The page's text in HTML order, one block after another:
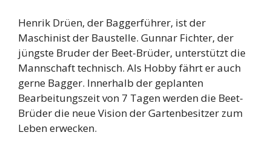
Henrik Drüen, der Baggerführer, ist der
Maschinist der Baustelle. Gunnar Fichter, der
jüngste Bruder der Beet-Brüder, unterstützt die
Mannschaft technisch. Als Hobby fährt er auch
gerne Bagger. Innerhalb der geplanten
Bearbeitungszeit von 7 Tagen werden die Beet-
Brüder die neue Vision der Gartenbesitzer zum
Leben erwecken.